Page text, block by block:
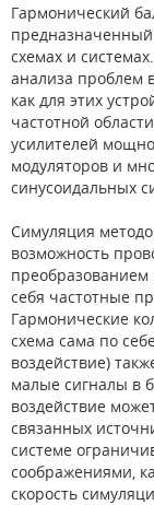
Гармонический
схемах и
анализа проблем
как для этих
частотной
усилителей
модуляторов и
синусоидальных
Симуляция
возможность
себя частотные
Гармонические
схема сама по
воздействие)
малые сигналы в
воздействие
связанных
системе
соображениями,
скорость